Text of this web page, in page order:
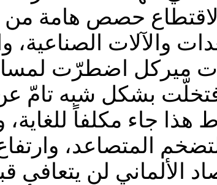
حصص هامة من
والآلات الصناعية،
ميركل اضطرّت
فتخلّت بشكل شبه تامّ
هذا جاء مكلفاً
المتصاعد،
الألماني لن يتعافى